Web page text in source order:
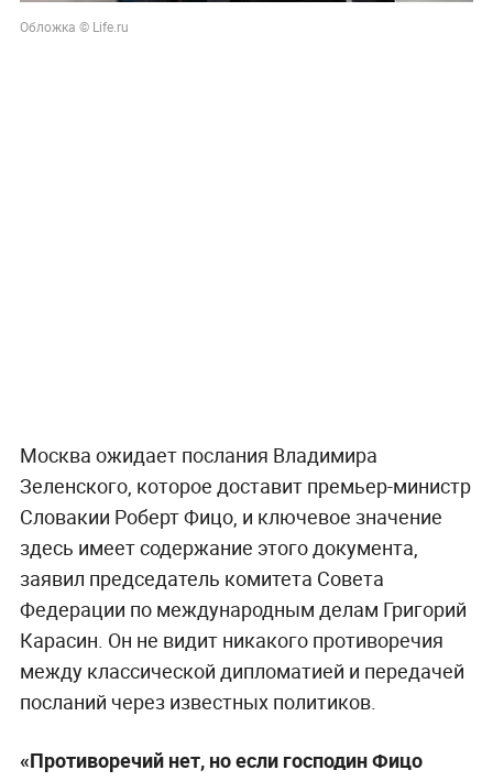
Обложка © Life.ru
Москва ожидает послания Владимира
Зеленского, которое доставит премьер-министр
Словакии Роберт Фицо, и ключевое значение
здесь имеет содержание этого документа,
заявил председатель комитета Совета
Федерации по международным делам Григорий
Карасин. Он не видит никакого противоречия
между классической дипломатией и передачей
посланий через известных политиков.
«Противоречий нет, но если господин Фицо